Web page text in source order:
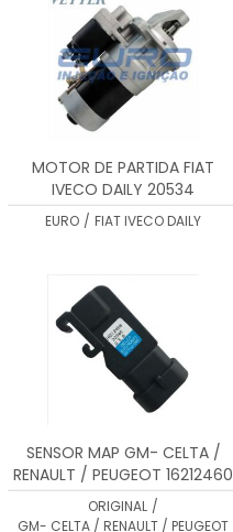
MOTOR DE PARTIDA FIAT
IVECO DAILY 20534
EURO / FIAT IVECO DAILY
SENSOR MAP GM- CELTA /
RENAULT / PEUGEOT 16212460
ORIGINAL /
GM- CELTA / RENAULT / PEUGEOT